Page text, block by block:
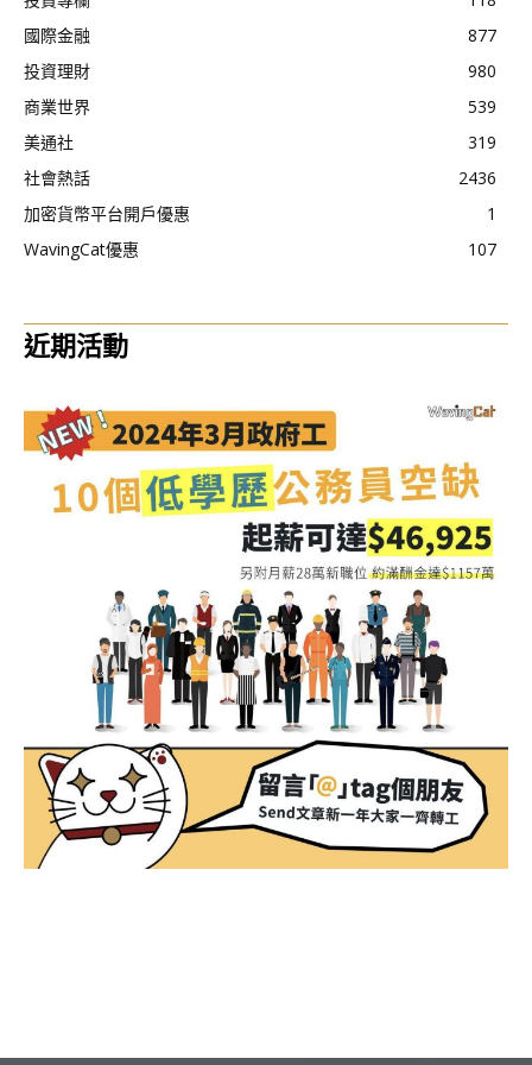
國際金融
877
投資理財
980
商業世界
539
美通社
319
社會熱話
2436
加密貨幣平台開戶優惠
1
WavingCat優惠
107
近期活動